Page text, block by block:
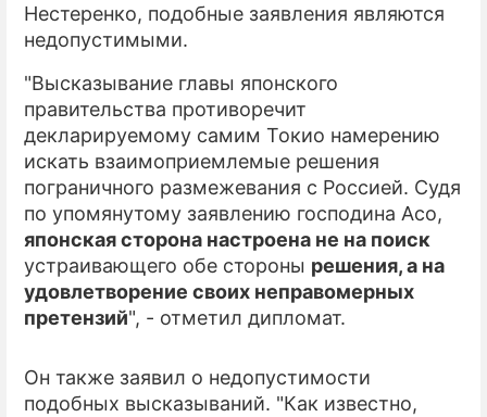
ИГРЫ
О ПРОЕКТЕ
Нестеренко, подобные заявления являются
недопустимыми.
"Высказывание главы японского
правительства противоречит
декларируемому самим Токио намерению
искать взаимоприемлемые решения
пограничного размежевания с Россией. Судя
по упомянутому заявлению господина Асо,
японская сторона настроена не на поиск
устраивающего обе стороны решения, а на
удовлетворение своих неправомерных
претензий", - отметил дипломат.
Он также заявил о недопустимости
подобных высказываний. "Как известно,